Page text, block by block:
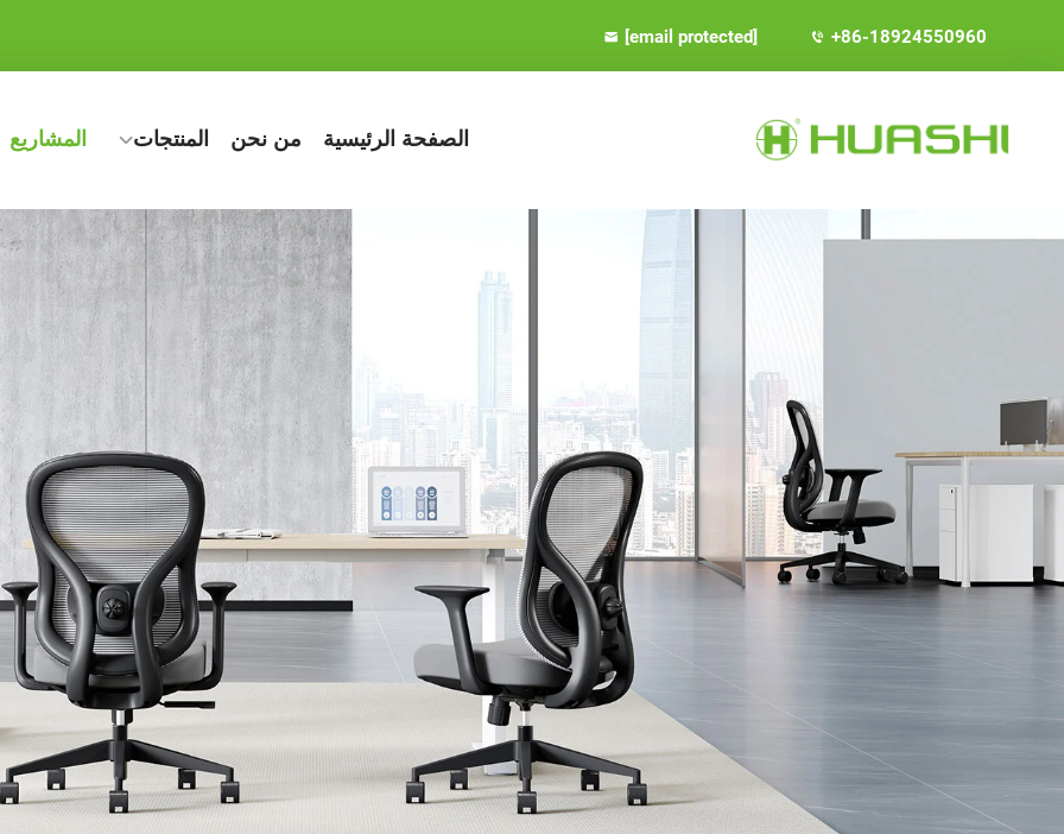
+86-18924550960
[email protected]
الصفحة الرئيسية من نحن المنتجات المشاريع